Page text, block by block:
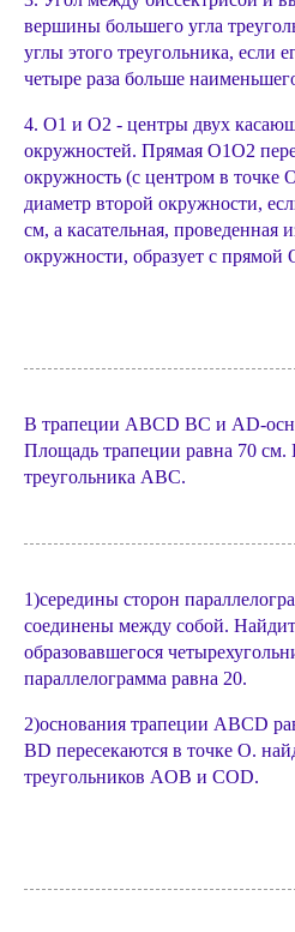
вершины большего угла
углы этого треугольника, если
четыре раза больше
4. О1 и О2 - центры двух
окружностей. Прямая О1О2
окружность (с центром в точке
диаметр второй окружности,
см, а касательная, проведенная
окружности, образует с
В трапеции ABCD BC и AD-
Площадь трапеции равна 70
треугольника ABC.
1)середины сторон
соединены между собой.
образовавшегося
параллелограмма равна 20.
2)основания трапеции ABCD
BD пересекаются в точке О.
треугольников AOB и COD.